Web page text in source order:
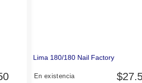
Lima 180/180 Nail Factory
En existencia $